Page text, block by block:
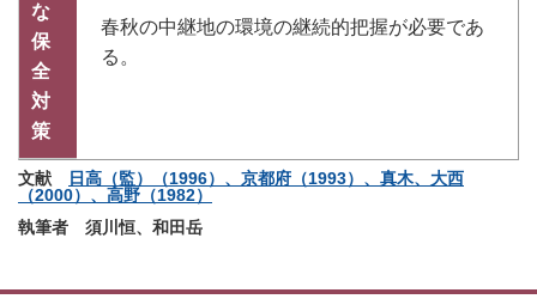
な
保
全
対
策
春秋の中継地の環境の継続的把握が必要であ
る。
文献
日高（監）（1996）、京都府（1993）、真木、大西
（2000）、高野（1982）
執筆者 須川恒、和田岳